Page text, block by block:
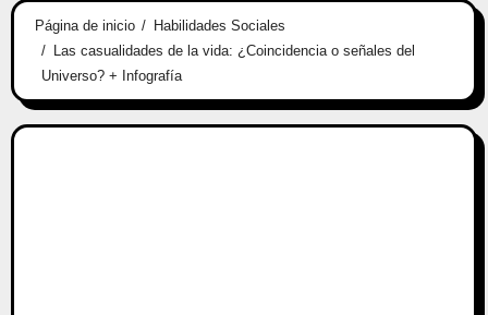
Página de inicio
Habilidades Sociales
Las casualidades de la vida: ¿Coincidencia o señales del
Universo? + Infografía